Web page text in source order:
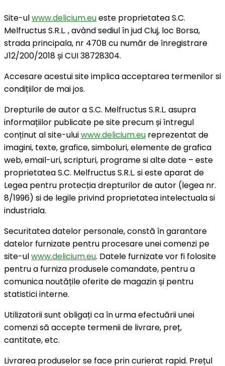
Site-ulwww.delicium.eueste proprietatea S.C.
Melfructus S.R.L. , având sediul în jud Cluj, loc Borsa,
strada principala, nr 470B cu număr de înregistrare
J12/200/2018 și CUI 38728304.
Accesare acestui site implica acceptarea termenilor si
condițiilor de mai jos.
Drepturile de autor a S.C. Melfructus S.R.L. asupra
informațiilor publicate pe site precum și întregul
conținut al site-uluiwww.delicium.eu reprezentat de
imagini, texte, grafice, simboluri, elemente de grafica
web, email-uri, scripturi, programe si alte date – este
proprietatea S.C. Melfructus S.R.L. si este aparat de
Legea pentru protecția drepturilor de autor (legea nr.
8/1996) si de legile privind proprietatea intelectuala si
industriala.
Securitatea datelor personale, constă în garantare
datelor furnizate pentru procesare unei comenzi pe
site-ulwww.delicium.eu. Datele furnizate vor fi folosite
pentru a furniza produsele comandate, pentru a
comunica noutățile oferite de magazin și pentru
statistici interne.
Utilizatorii sunt obligați ca în urma efectuării unei
comenzi să accepte termenii de livrare, preț,
cantitate, etc.
Livrarea produselor se face prin curierat rapid. Prețul